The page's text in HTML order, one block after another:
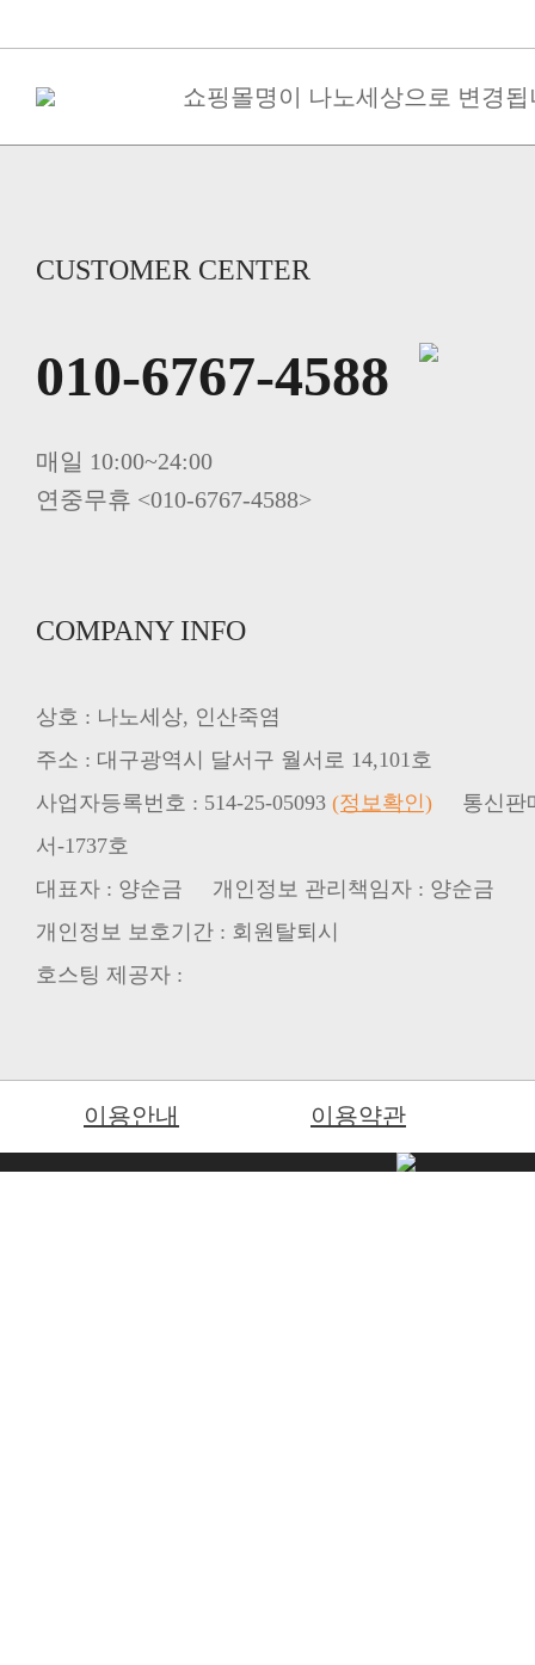
쇼핑몰명이 나노세상으로 변경됩
인산가 힐링캠프(쑥뜸수련회) 신
죽염 멸치액젓(바다참맛) 20%할
죽염두유 20%할인 인산가
CUSTOMER CENTER
010-6767-4588
매일 10:00~24:00
연중무휴 <010-6767-4588>
COMPANY INFO
상호 : 나노세상, 인산죽염
주소 : 대구광역시 달서구 월서로 14,101호
사업자등록번호 : 514-25-05093 (정보확인)
서-1737호
대표자 : 양순금 개인정보 관리책임자 : 양순금
개인정보 보호기간 : 회원탈퇴시
호스팅 제공자 :
이용안내 이용약관